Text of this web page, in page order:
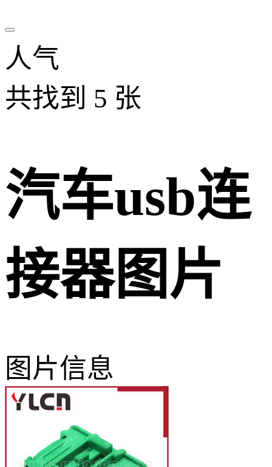
人气
共找到 5 张
汽车usb连
接器图片
图片信息